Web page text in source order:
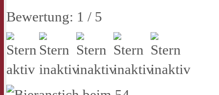
Bewertung: 1 / 5